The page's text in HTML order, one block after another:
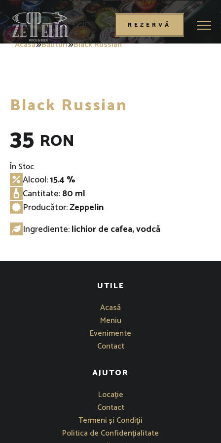
REZERVĂ
Acasă Băuturi Black Russian
Black Russian
35 RON
În Stoc
Alcool:15.4 %
Cantitate:80 ml
Producător:Zeppelin
Ingrediente:lichior de cafea, vodcă
UTILE
Acasă
Meniu
Evenimente
Contact
AJUTOR
Se deschide într-o fereastră nouă
Locație
Contact
Termeni și Condiţii
Politica de Confidențialitate